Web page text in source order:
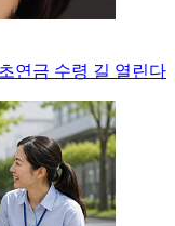
연금 수령 길 열린다